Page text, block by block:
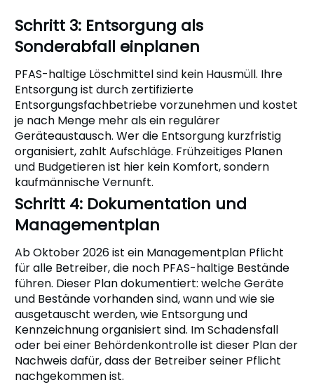
Schritt 3: Entsorgung als
Sonderabfall einplanen
PFAS-haltige Löschmittel sind kein Hausmüll. Ihre
Entsorgung ist durch zertifizierte
Entsorgungsfachbetriebe vorzunehmen und kostet
je nach Menge mehr als ein regulärer
Geräteaustausch. Wer die Entsorgung kurzfristig
organisiert, zahlt Aufschläge. Frühzeitiges Planen
und Budgetieren ist hier kein Komfort, sondern
kaufmännische Vernunft.
Schritt 4: Dokumentation und
Managementplan
Ab Oktober 2026 ist ein Managementplan Pflicht
für alle Betreiber, die noch PFAS-haltige Bestände
führen. Dieser Plan dokumentiert: welche Geräte
und Bestände vorhanden sind, wann und wie sie
ausgetauscht werden, wie Entsorgung und
Kennzeichnung organisiert sind. Im Schadensfall
oder bei einer Behördenkontrolle ist dieser Plan der
Nachweis dafür, dass der Betreiber seiner Pflicht
nachgekommen ist.